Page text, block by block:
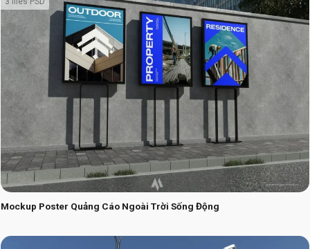
Mockup Poster Quảng Cáo Ngoài Trời Sống Động